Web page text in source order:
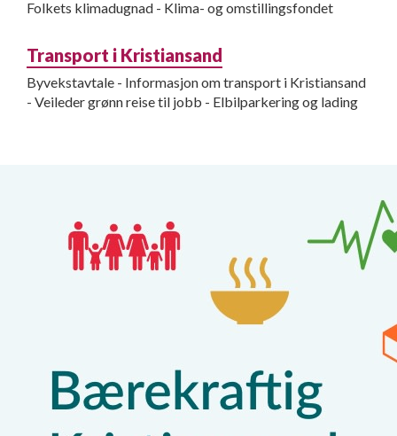
Folkets klimadugnad - Klima- og omstillingsfondet
Transport i Kristiansand
Byvekstavtale - Informasjon om transport i Kristiansand
- Veileder grønn reise til jobb - Elbilparkering og lading